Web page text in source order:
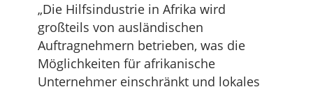
„Die Hilfsindustrie in Afrika wird
großteils von ausländischen
Auftragnehmern betrieben, was die
Möglichkeiten für afrikanische
Unternehmer einschränkt und lokales